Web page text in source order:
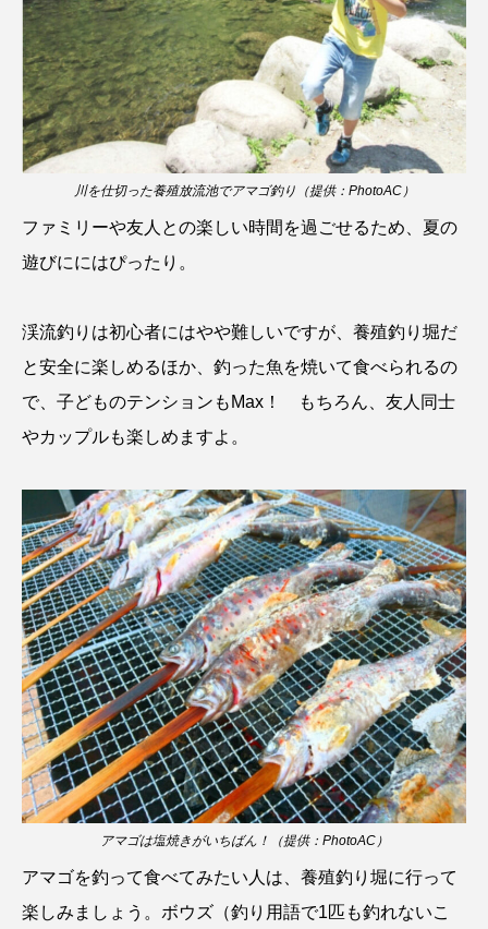
タイコウチ タイドプール タカエビ
タカラガイ タガメ タコ タコクラゲ
タコブネ タチウオ タナゴ
タラバガニ ダイオウイカ ダイオウカサゴ
ダイサギ ダンゴウオ チゴガニ チヌ
チリメンモンスター チンアナゴ
ツキヒハナダイ テナガエビ デンキウナギ
トゲウオ トド
トラフザメ トラフシャコ トンボ
ドキュメンタリー ドジョウ ドスイカ
ドチザメ ナマズ ナンヨウブダイ
ナンヨウマンタ ニギス ニシキアナゴ
ニシキフウライウオ ニシシマドジョウ
ニジハギ ニジマス ニセゴイシウツボ
ニフレル ニホンカワウソ ニホンザリガニ
ニホンナマズ ニュウドウカジカ
ヌノサラシ ヌマガエル ヌマムツ
川を仕切った養殖放流池でアマゴ釣り（提供：PhotoAC）
ファミリーや友人との楽しい時間を過ごせるため、夏の
遊びににはぴったり。
渓流釣りは初心者にはやや難しいですが、養殖釣り堀だ
と安全に楽しめるほか、釣った魚を焼いて食べられるの
で、子どものテンションもMax！ もちろん、友人同士
やカップルも楽しめますよ。
アマゴは塩焼きがいちばん！（提供：PhotoAC）
アマゴを釣って食べてみたい人は、養殖釣り堀に行って
楽しみましょう。ボウズ（釣り用語で1匹も釣れないこ